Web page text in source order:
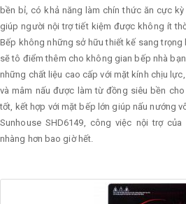
bền bỉ, có khả năng làm chín thức ăn cực
giúp người nội trợ tiết kiệm được không ít
Bếp không những sở hữu thiết kế sang
sẽ tô điểm thêm cho không gian bếp nhà
những chất liệu cao cấp với mặt kính chịu
và mâm nấu được làm từ đồng siêu bền
tốt, kết hợp với mặt bếp lớn giúp nấu nướng
Sunhouse SHD6149, công việc nội trợ
nhàng hơn bao giờ hết.